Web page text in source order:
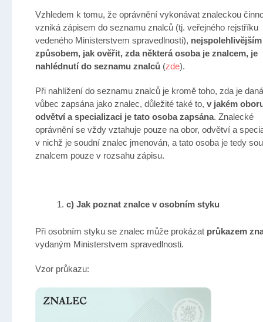
Vzhledem k tomu, že oprávnění vykonávat znaleckou
vzniká zápisem do seznamu znalců (tj. veřejného rejstříku
vedeného Ministerstvem spravedlnosti), nejspolehlivějším
způsobem, jak ověřit, zda některá osoba je znalcem, je
nahlédnutí do seznamu znalců (zde).
Při nahlížení do seznamu znalců je kromě toho, zda je
vůbec zapsána jako znalec, důležité také to, v jakém
odvětví a specializaci je tato osoba zapsána. Znalecké
oprávnění se vždy vztahuje pouze na obor, odvětví a
v nichž je soudní znalec jmenován, a tato osoba je tedy
znalcem pouze v rozsahu zápisu.
c) Jak poznat znalce v osobním styku
Při osobním styku se znalec může prokázat průkazem
vydaným Ministerstvem spravedlnosti.
Vzor průkazu: